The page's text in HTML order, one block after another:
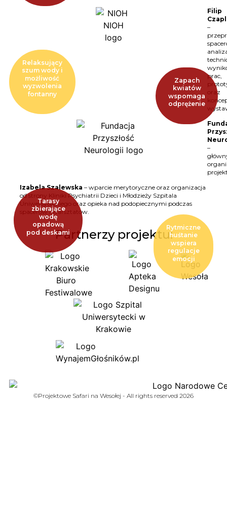
Relaksujący
szum wody i
możliwość
wyzwolenia
fontanny
Rytmiczne
huśtanie
wspiera
regulacje
emocji
Tarasy
zbierające
wodę
opadową
pod deskami
Zapach
kwiatów
wspomaga
odprężenie
Filip
–
prac,
oraz
–
Izabela Szalewska – wparcie merytoryczne oraz organizacja
od strony Kliniki Psychiatrii Dzieci i Młodzieży Szpitala
Uniwersyteckiego oraz opieka nad podopiecznymi podczas
spacerów i warsztatów.
Partnerzy projektu:
©Projektowe Safari na Wesołej - All rights reserved 2026